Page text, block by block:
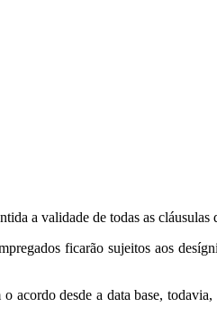
a validade de todas as cláusulas
ficarão sujeitos aos
acordo desde a data base,